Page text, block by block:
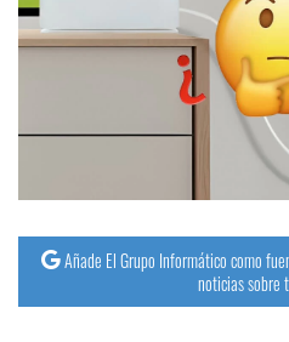
Plataformas
Trucos
Tutoriales
Añade El Grupo Informático como
noticias sobre